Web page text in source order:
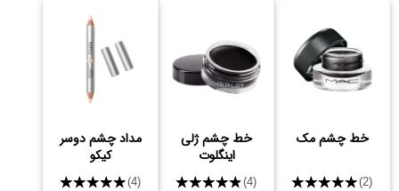
خط چشم مک
★★★★★(2)
خط چشم ژلی
اینگلوت
★★★★★(4)
مداد چشم دوسر
کیکو
★★★★★(4)